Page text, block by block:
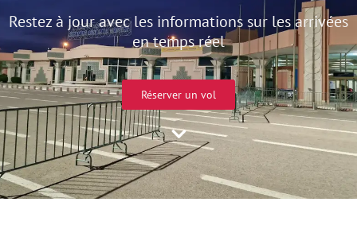
Restez à jour avec les informations sur les arrivées
en temps réel
Réserver un vol